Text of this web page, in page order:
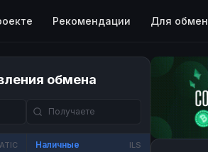
Рекомендации Для
обмена
Наличные ILS